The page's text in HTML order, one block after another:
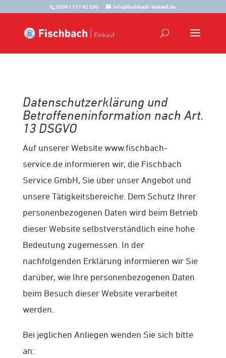
0209 / 177 92 250 info@fischbach-einkauf.de
Datenschutzerklärung und
Betroffeneninformation nach Art.
13 DSGVO
Auf unserer Website www.fischbach-
service.de informieren wir, die Fischbach
Service GmbH, Sie über unser Angebot und
unsere Tätigkeitsbereiche. Dem Schutz Ihrer
personenbezogenen Daten wird beim Betrieb
dieser Website selbstverständlich eine hohe
Bedeutung zugemessen. In der
nachfolgenden Erklärung informieren wir Sie
darüber, wie Ihre personenbezogenen Daten
beim Besuch dieser Website verarbeitet
werden.
Bei jeglichen Anliegen wenden Sie sich bitte
an: